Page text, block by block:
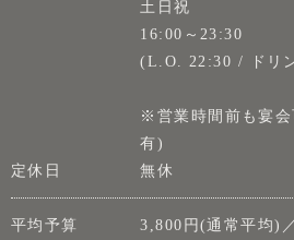
土日祝
16:00～23:30
(L.O. 22:30 / ドリ
※営業時間前も宴
有)
定休日
無休
平均予算
3,800円(通常平均)